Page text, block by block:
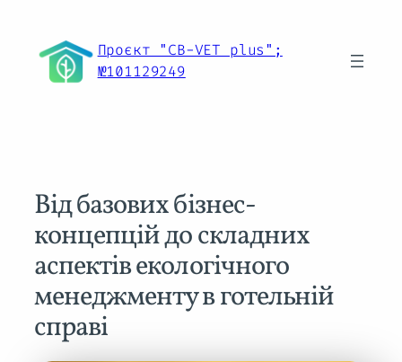
вмісту
Проєкт "CB-VET plus";
№101129249
Від базових бізнес-
концепцій до складних
аспектів екологічного
менеджменту в готельній
справі